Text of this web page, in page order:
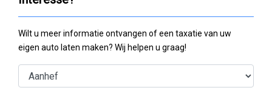
Wilt u meer informatie ontvangen of een taxatie van uw
eigen auto laten maken? Wij helpen u graag!